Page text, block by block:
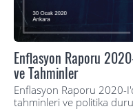
Enflasyon Raporu
ve Tahminler
Enflasyon Raporu 2020-
tahminleri ve politika